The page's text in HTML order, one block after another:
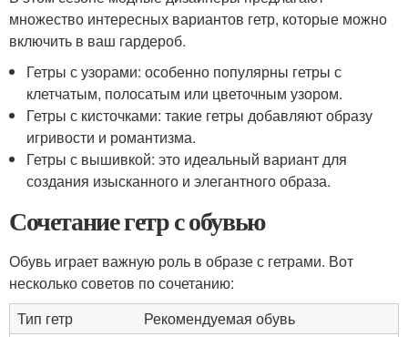
множество интересных вариантов гетр, которые можно
включить в ваш гардероб.
Гетры с узорами: особенно популярны гетры с
клетчатым, полосатым или цветочным узором.
Гетры с кисточками: такие гетры добавляют образу
игривости и романтизма.
Гетры с вышивкой: это идеальный вариант для
создания изысканного и элегантного образа.
Сочетание гетр с обувью
Обувь играет важную роль в образе с гетрами. Вот
несколько советов по сочетанию:
Тип гетр
Рекомендуемая обувь